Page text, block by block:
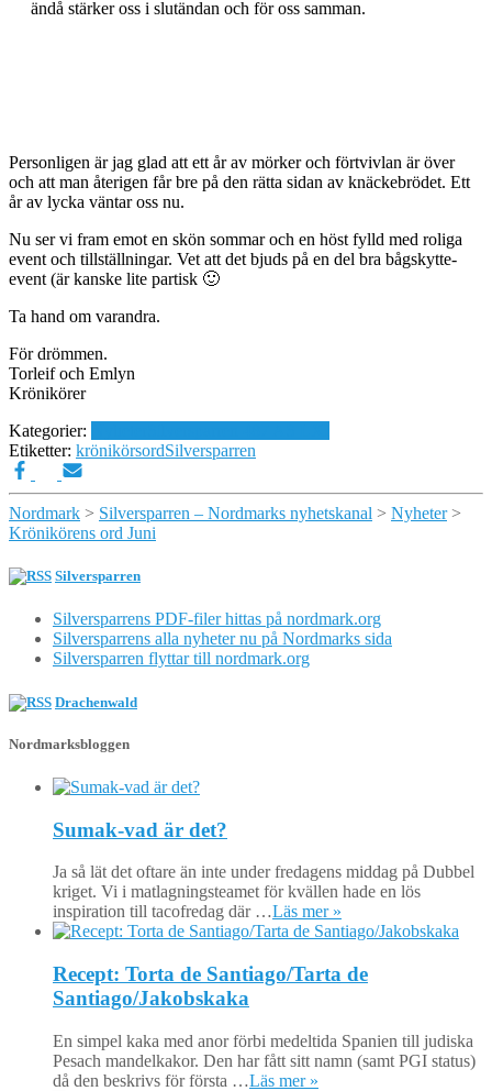
ändå stärker oss i slutändan och för oss samman.
Personligen är jag glad att ett år av mörker och förtvivlan är över
och att man återigen får bre på den rätta sidan av knäckebrödet. Ett
år av lycka väntar oss nu.
Nu ser vi fram emot en skön sommar och en höst fylld med roliga
event och tillställningar. Vet att det bjuds på en del bra bågskytte-
event (är kanske lite partisk 🙂
Ta hand om varandra.
För drömmen.
Torleif och Emlyn
Krönikörer
Kategorier:
Etiketter: krönikörsordSilversparren
Nordmark > Silversparren – Nordmarks nyhetskanal > Nyheter>
Krönikörens ord Juni
Silversparren
Silversparrens PDF-filer hittas på nordmark.org
Silversparrens alla nyheter nu på Nordmarks sida
Silversparren flyttar till nordmark.org
Drachenwald
Nordmarksbloggen
Sumak-vad är det?
Ja så lät det oftare än inte under fredagens middag på Dubbel
kriget. Vi i matlagningsteamet för kvällen hade en lös
inspiration till tacofredag där …Läs mer »
Recept: Torta de Santiago/Tarta de
Santiago/Jakobskaka
En simpel kaka med anor förbi medeltida Spanien till judiska
Pesach mandelkakor. Den har fått sitt namn (samt PGI status)
då den beskrivs för första …Läs mer »